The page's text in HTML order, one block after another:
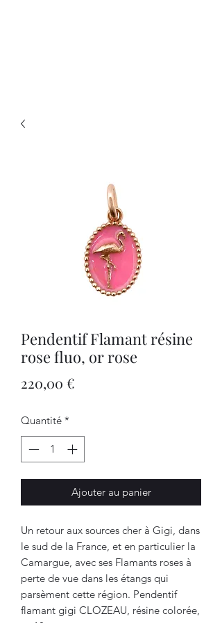
Pendentif Flamant résine
rose fluo, or rose
220,00 €
Quantité *
Ajouter au panier
Un retour aux sources cher à Gigi, dans
le sud de la France, et en particulier la
Camargue, avec ses Flamants roses à
perte de vue dans les étangs qui
parsèment cette région. Pendentif
flamant gigi CLOZEAU, résine colorée,